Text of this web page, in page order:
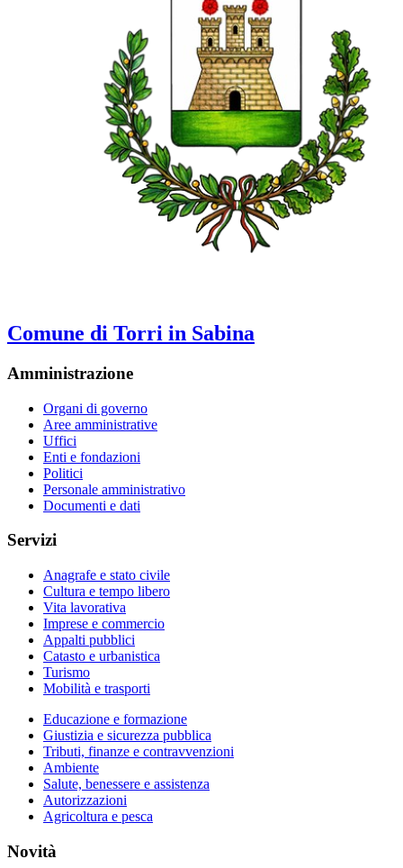
Comune di Torri in Sabina
Amministrazione
Organi di governo
Aree amministrative
Uffici
Enti e fondazioni
Politici
Personale amministrativo
Documenti e dati
Servizi
Anagrafe e stato civile
Cultura e tempo libero
Vita lavorativa
Imprese e commercio
Appalti pubblici
Catasto e urbanistica
Turismo
Mobilità e trasporti
Educazione e formazione
Giustizia e sicurezza pubblica
Tributi, finanze e contravvenzioni
Ambiente
Salute, benessere e assistenza
Autorizzazioni
Agricoltura e pesca
Novità